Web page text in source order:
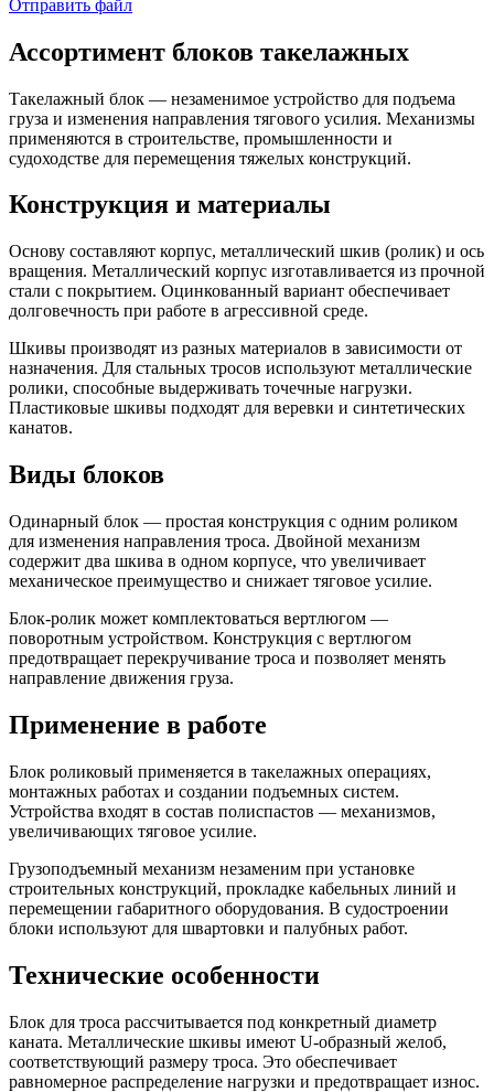
Отправить файл
Ассортимент блоков такелажных
Такелажный блок — незаменимое устройство для подъема
груза и изменения направления тягового усилия. Механизмы
применяются в строительстве, промышленности и
судоходстве для перемещения тяжелых конструкций.
Конструкция и материалы
Основу составляют корпус, металлический шкив (ролик) и ось
вращения. Металлический корпус изготавливается из прочной
стали с покрытием. Оцинкованный вариант обеспечивает
долговечность при работе в агрессивной среде.
Шкивы производят из разных материалов в зависимости от
назначения. Для стальных тросов используют металлические
ролики, способные выдерживать точечные нагрузки.
Пластиковые шкивы подходят для веревки и синтетических
канатов.
Виды блоков
Одинарный блок — простая конструкция с одним роликом
для изменения направления троса. Двойной механизм
содержит два шкива в одном корпусе, что увеличивает
механическое преимущество и снижает тяговое усилие.
Блок-ролик может комплектоваться вертлюгом —
поворотным устройством. Конструкция с вертлюгом
предотвращает перекручивание троса и позволяет менять
направление движения груза.
Применение в работе
Блок роликовый применяется в такелажных операциях,
монтажных работах и создании подъемных систем.
Устройства входят в состав полиспастов — механизмов,
увеличивающих тяговое усилие.
Грузоподъемный механизм незаменим при установке
строительных конструкций, прокладке кабельных линий и
перемещении габаритного оборудования. В судостроении
блоки используют для швартовки и палубных работ.
Технические особенности
Блок для троса рассчитывается под конкретный диаметр
каната. Металлические шкивы имеют U-образный желоб,
соответствующий размеру троса. Это обеспечивает
равномерное распределение нагрузки и предотвращает износ.